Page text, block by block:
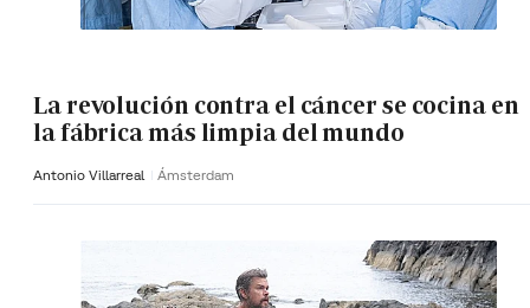
La revolución contra el cáncer se cocina en
la fábrica más limpia del mundo
Antonio Villarreal Ámsterdam